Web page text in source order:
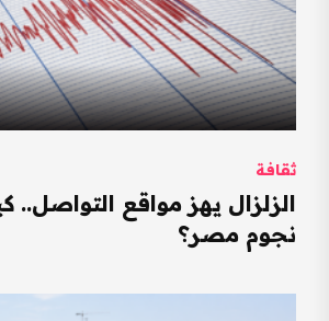
ثقافة
الزلزال يهز مواقع التواصل..
نجوم مصر؟